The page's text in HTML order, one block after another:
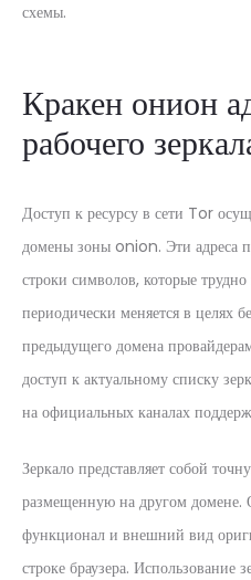
схемы.
Кракен онион
рабочего
Доступ к ресурсу в сети Tor
домены зоны onion. Эти адреса
строки символов, которые
периодически меняется в целях
предыдущего домена
доступ к актуальному списку
на официальных каналах
Зеркало представляет собой
размещенную на другом домене.
функционал и внешний вид
строке браузера. Использование